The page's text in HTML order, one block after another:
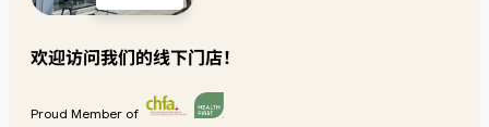
欢迎访问我们的线下门店！
Proud Member of